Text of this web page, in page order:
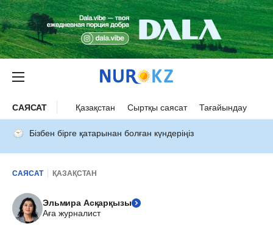
САЯСАТ Қазақстан Сыртқы саясат Тағайындау
Бізбен бірге қатарынан болған күндеріңіз
САЯСАТ ҚАЗАҚСТАН
Эльмира Асқарқызы
Аға журналист